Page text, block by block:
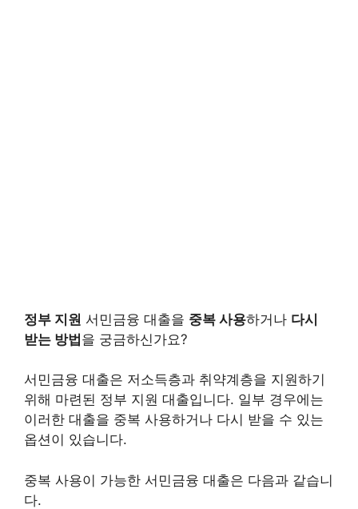
정부 지원 서민금융 대출을 중복 사용하거나 다시
받는 방법을 궁금하신가요?
서민금융 대출은 저소득층과 취약계층을 지원하기
위해 마련된 정부 지원 대출입니다. 일부 경우에는
이러한 대출을 중복 사용하거나 다시 받을 수 있는
옵션이 있습니다.
중복 사용이 가능한 서민금융 대출은 다음과 같습니
다.